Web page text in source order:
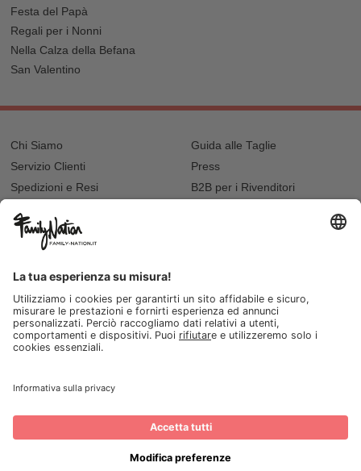
Festa del Papà
Regali per i Nonni
Nella Calza della Befana
San Valentino
Chi Siamo
Servizio Clienti
Spedizioni e Resi
Recupero password?
Lista regalo e nascita
Guida alle Taglie
Press
B2B per i Rivenditori
© 2026, Family Nation Società Benefit S.r.L. Firenze, Italia